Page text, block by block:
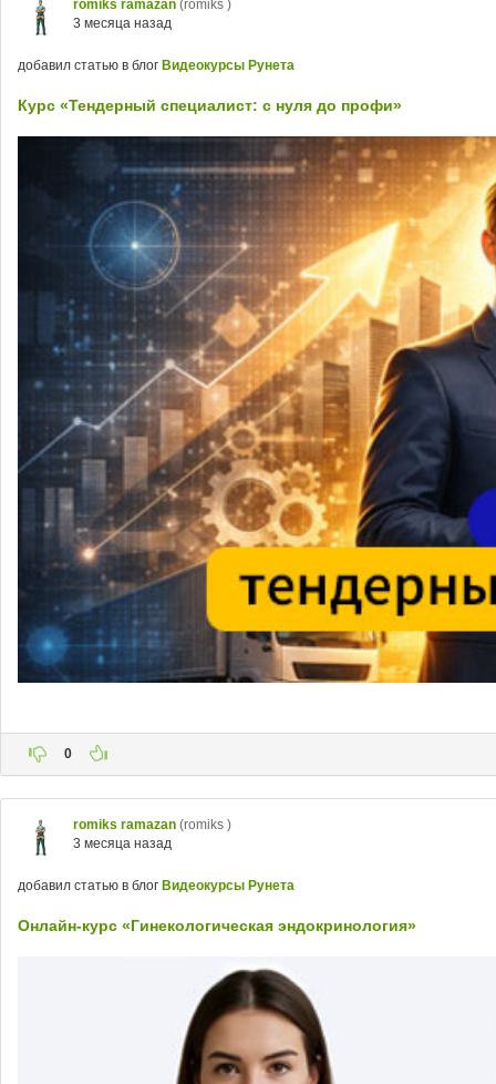
romiks ramazan (romiks )
3 месяца назад
добавил статью в блог Видеокурсы Рунета
Курс «Тендерный специалист: с нуля до профи»
0
romiks ramazan (romiks )
3 месяца назад
добавил статью в блог Видеокурсы Рунета
Онлайн-курс «Гинекологическая эндокринология»